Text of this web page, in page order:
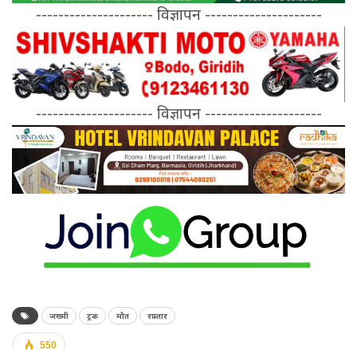
--------------------- विज्ञापन ---------------------
--------------------- विज्ञापन ---------------------
जख्मी ट्रक मौत रफ़्तार
550